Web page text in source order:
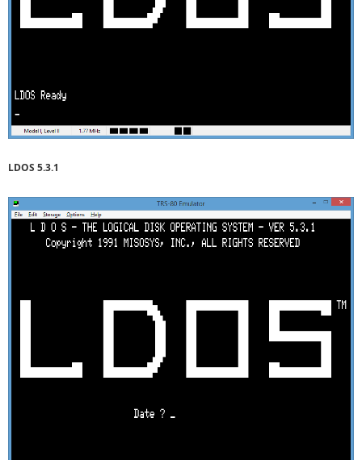
LDOS 5.3.1